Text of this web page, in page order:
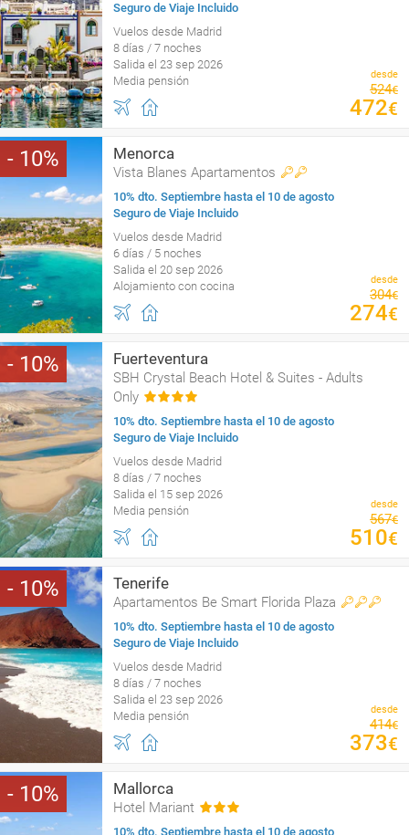
Seguro de Viaje Incluido
Vuelos desde Madrid
8 días / 7 noches
Salida el 23 sep 2026
Media pensión
desde
524€
472€
10 Menorca
Vista Blanes Apartamentos
10% dto. Septiembre hasta el 10 de agosto
Seguro de Viaje Incluido
Vuelos desde Madrid
6 días / 5 noches
Salida el 20 sep 2026
Alojamiento con cocina
desde
304€
274€
10 Fuerteventura
SBH Crystal Beach Hotel & Suites - Adults
Only
10% dto. Septiembre hasta el 10 de agosto
Seguro de Viaje Incluido
Vuelos desde Madrid
8 días / 7 noches
Salida el 15 sep 2026
Media pensión
desde
567€
510€
10 Tenerife
Apartamentos Be Smart Florida Plaza
10% dto. Septiembre hasta el 10 de agosto
Seguro de Viaje Incluido
Vuelos desde Madrid
8 días / 7 noches
Salida el 23 sep 2026
Media pensión
desde
414€
373€
10 Mallorca
Hotel Mariant
10% dto. Septiembre hasta el 10 de agosto